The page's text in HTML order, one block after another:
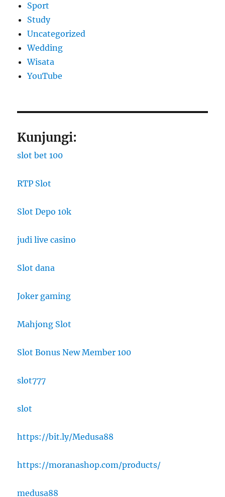
Sport
Study
Uncategorized
Wedding
Wisata
YouTube
Kunjungi:
slot bet 100
RTP Slot
Slot Depo 10k
judi live casino
Slot dana
Joker gaming
Mahjong Slot
Slot Bonus New Member 100
slot777
slot
https://bit.ly/Medusa88
https://moranashop.com/products/
medusa88